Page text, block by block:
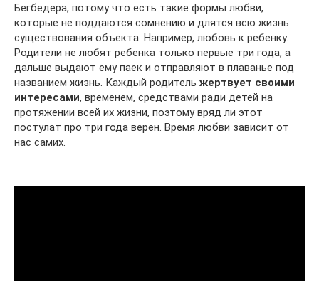
Бегбедера, потому что есть такие формы любви,
которые не поддаются сомнению и длятся всю жизнь
существования объекта. Например, любовь к ребенку.
Родители не любят ребенка только первые три года, а
дальше выдают ему паек и отправляют в плаванье под
названием жизнь. Каждый родитель жертвует своими
интересами, временем, средствами ради детей на
протяжении всей их жизни, поэтому вряд ли этот
постулат про три года верен. Время любви зависит от
нас самих.